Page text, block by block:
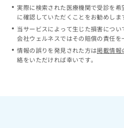
実際に検索された医療機関で受診を
に確認していただくことをお勧めしま
当サービスによって生じた損害につ
会社ウェルネスではその賠償の責任を
情報の誤りを発見された方は掲載情報
絡をいただければ幸いです。